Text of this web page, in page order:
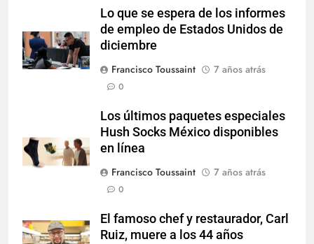
Lo que se espera de los informes
de empleo de Estados Unidos de
diciembre
Francisco Toussaint
7 años atrás
0
Los últimos paquetes especiales
Hush Socks México disponibles
en línea
Francisco Toussaint
7 años atrás
0
El famoso chef y restaurador, Carl
Ruiz, muere a los 44 años